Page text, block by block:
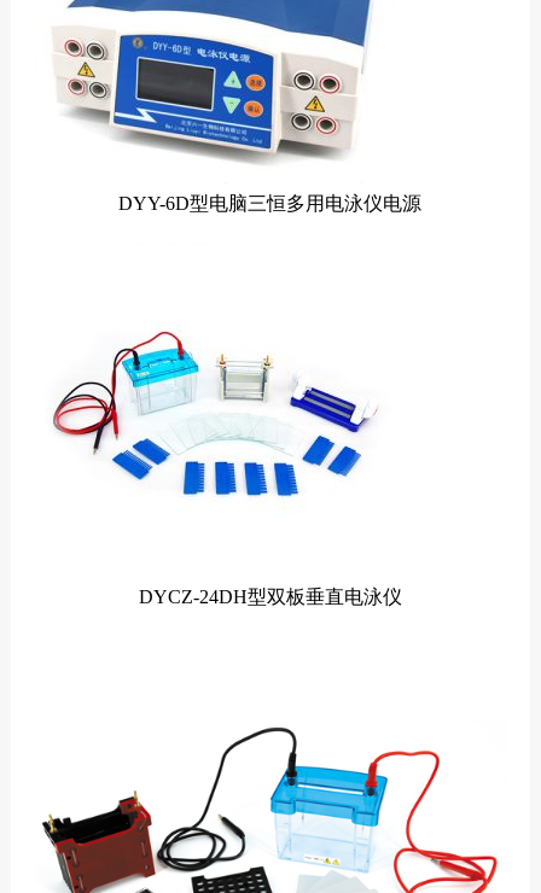
DYY-6D型电脑三恒多用电泳仪电源
DYCZ-24DH型双板垂直电泳仪